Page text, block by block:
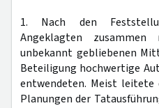
1. Nach den
Angeklagten
unbekannt gebliebenen
Beteiligung hochwertige
entwendeten. Meist leitete
Planungen der